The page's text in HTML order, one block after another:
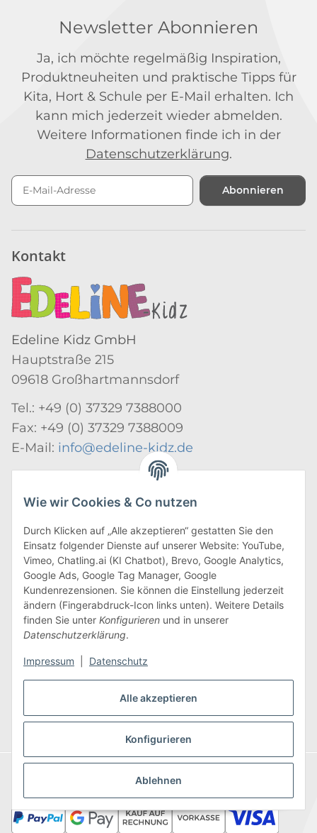
Alle akzeptieren
Konfigurieren
Ablehnen
Wie wir Cookies & Co nutzen
Durch Klicken auf „Alle akzeptieren“ gestatten Sie den
Einsatz folgender Dienste auf unserer Website: YouTube,
Vimeo, Chatling.ai (KI Chatbot), Brevo, Google Analytics,
Google Ads, Google Tag Manager, Google
Kundenrezensionen. Sie können die Einstellung jederzeit
ändern (Fingerabdruck-Icon links unten). Weitere Details
finden Sie unter Konfigurieren und in unserer
Datenschutzerklärung.
Impressum Datenschutz
Newsletter Abonnieren
Ja, ich möchte regelmäßig Inspiration,
Produktneuheiten und praktische Tipps für
Kita, Hort & Schule per E-Mail erhalten. Ich
kann mich jederzeit wieder abmelden.
Weitere Informationen finde ich in der
Datenschutzerklärung.
Abonnieren
Kontakt
Edeline Kidz GmbH
Hauptstraße 215
09618 Großhartmannsdorf
Tel.: +49 (0) 37329 7388000
Fax: +49 (0) 37329 7388009
E-Mail: info@edeline-kidz.de
Mo. - Do.: 8:00 - 16:00 Uhr
Fr.: 8:00 - 14:00 Uhr
Zum Kontaktformular
Informationen
Unternehmen
Vertrag widerrufen